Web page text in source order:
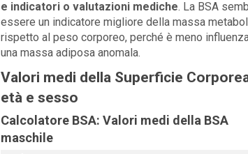
e indicatori o valutazioni mediche. La BSA
essere un indicatore migliore della massa
rispetto al peso corporeo, perché è meno
una massa adiposa anomala.
Valori medi della Superficie
età e sesso
Calcolatore BSA: Valori medi della BSA
maschile